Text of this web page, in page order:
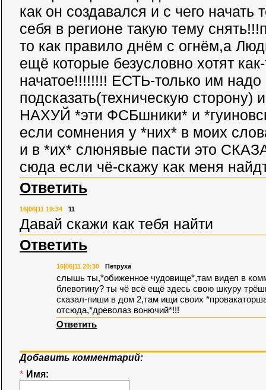
как он создавался и с чего начать
себя в регионе такую тему
то как правило днём с огнём,а
ещё которые безусловно хотят
начатое!!!!!!!! ЕСТЬ-только им надо
подсказать(техническую сторону)
НАХУЙ *эти ФСБшники* и
если сомнения у *них* в моих
и в *их* слюнявые пасти это
сюда если чё-скажу как меня
Ответить
16|06|11 19:34 11
Давай скажи как тебя найти
Ответить
16|06|11 20:30 Петруха
слышь ты,*обиженное чудовище*,там видел в
блевотину? ты чё всё ещё здесь свою шкуру
сказал-пиши в дом 2,там ищи своих
отсюда,*древолаз вонючий*!!!
Ответить
Добавить комментарий:
* Имя: